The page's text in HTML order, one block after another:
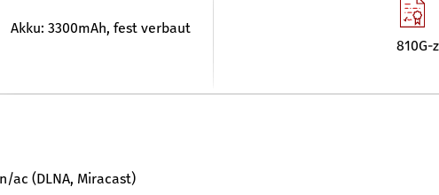
Akku: 3300mAh, fest verbaut
ac (DLNA, Miracast)